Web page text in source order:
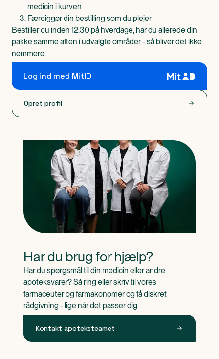
medicin i kurven
Færdiggør din bestilling som du plejer
Bestiller du inden 12:30 på hverdage, har du allerede din
pakke samme aften i udvalgte områder - så bliver det ikke
nemmere.
Log ind med MitID
Opret profil
Har du brug for hjælp?
Har du spørgsmål til din medicin eller andre
apoteksvarer? Så ring eller skriv til vores
farmaceuter og farmakonomer og få diskret
rådgivning - lige når det passer dig.
Kontakt apoteksteamet